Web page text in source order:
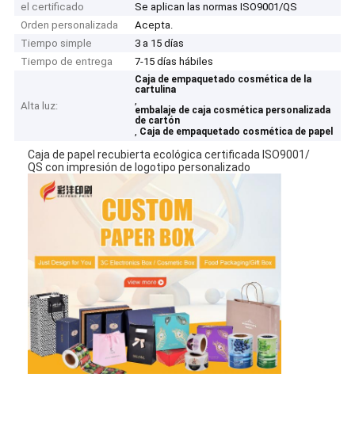
el certificado
Se aplican las normas ISO9001/QS
Orden personalizada
Acepta.
Tiempo simple
3 a 15 días
Tiempo de entrega
7-15 días hábiles
Alta luz:
Caja de empaquetado cosmética de la
cartulina
,
embalaje de caja cosmética personalizada
de cartón
, Caja de empaquetado cosmética de papel
Caja de papel recubierta ecológica certificada ISO9001/
QS con impresión de logotipo personalizado